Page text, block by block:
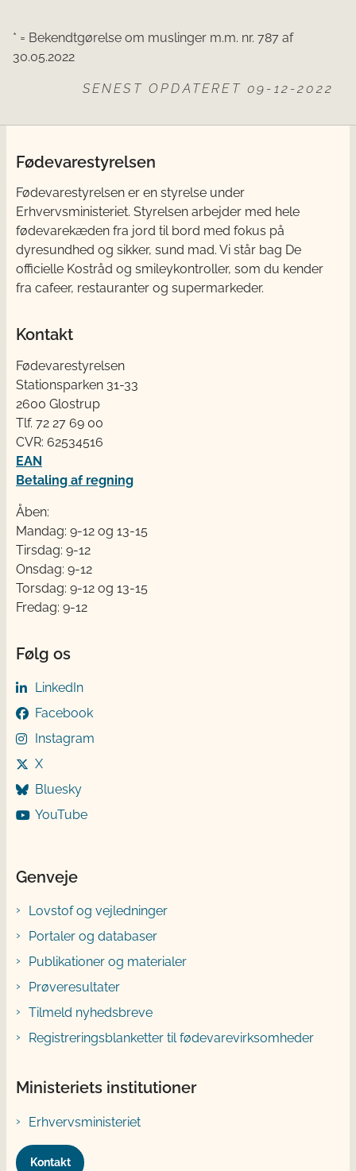
​​* = Bekendtgørelse om muslinger m.m. nr. 787 af
30.05.2022
SENEST OPDATERET 09-12-2022
Fødevarestyrelsen
Fødevarestyrelsen er en styrelse under
Erhvervsministeriet. Styrelsen arbejder med hele
fødevarekæden fra jord til bord med fokus på
dyresundhed og sikker, sund mad. Vi står bag De
officielle Kostråd og smileykontroller, som du kender
fra cafeer, restauranter og supermarkeder.
Kontakt
Fødevarestyrelsen
Stationsparken 31-33
2600 Glostrup
Tlf. 72 2​​​7 69 00
CVR: 62534516
EAN
Betaling af regning
Åben:
Mandag: 9-12 og 13-15
Tirsdag: 9-12
Onsdag: 9-12
Torsdag: 9-12 og 13-15
Fredag: 9-12
Følg os
LinkedIn
Facebook
Instagram
X
Bluesky
YouTube
Genveje
Lovstof og vejledninger
Portaler og databaser
Publikationer og materialer
Prøveresultater
Tilmeld nyhedsbreve
Registreringsblanketter til fødevarevirksomheder
Ministeriets institutioner
Erhvervsministeriet
Kontakt